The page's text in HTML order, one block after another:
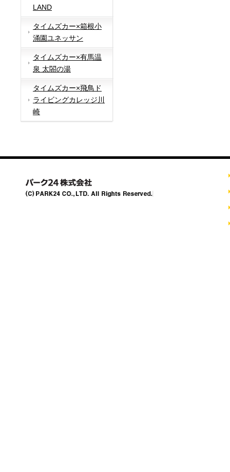
LAND
タイムズカー×箱根小
涌園ユネッサン
タイムズカー×有馬温
泉 太閤の湯
タイムズカー×飛鳥ド
ライビングカレッジ川
崎